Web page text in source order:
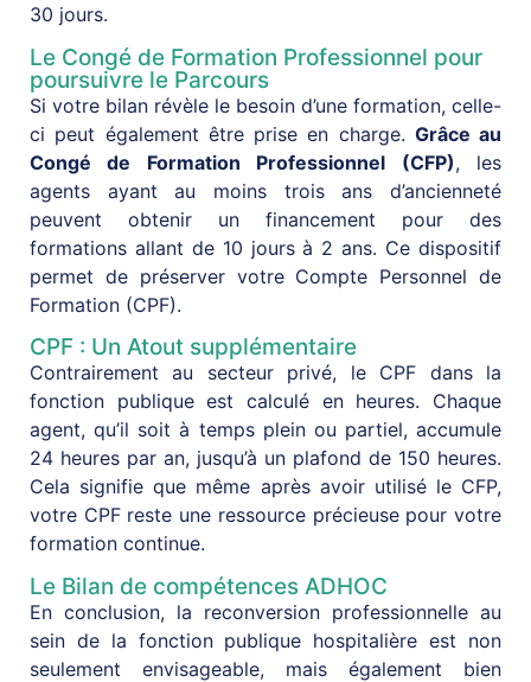
30 jours.
Le Congé de Formation Professionnel pour
poursuivre le Parcours
Si votre bilan révèle le besoin d’une formation, celle-
ci peut également être prise en charge. Grâce au
Congé de Formation Professionnel (CFP), les
agents ayant au moins trois ans d’ancienneté
peuvent obtenir un financement pour des
formations allant de 10 jours à 2 ans. Ce dispositif
permet de préserver votre Compte Personnel de
Formation (CPF).
CPF : Un Atout supplémentaire
Contrairement au secteur privé, le CPF dans la
fonction publique est calculé en heures. Chaque
agent, qu’il soit à temps plein ou partiel, accumule
24 heures par an, jusqu’à un plafond de 150 heures.
Cela signifie que même après avoir utilisé le CFP,
votre CPF reste une ressource précieuse pour votre
formation continue.
Le Bilan de compétences ADHOC
En conclusion, la reconversion professionnelle au
sein de la fonction publique hospitalière est non
seulement envisageable, mais également bien